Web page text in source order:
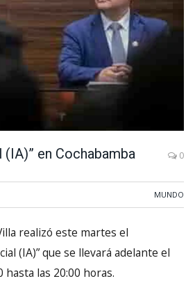
en Cochabamba 0
MUNDO
realizó este martes el
(IA)” que se llevará adelante el
hasta las 20:00 horas.